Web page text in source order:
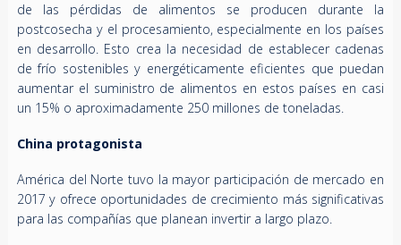
de las pérdidas de alimentos se producen durante la
postcosecha y el procesamiento, especialmente en los países
en desarrollo. Esto crea la necesidad de establecer cadenas
de frío sostenibles y energéticamente eficientes que puedan
aumentar el suministro de alimentos en estos países en casi
un 15% o aproximadamente 250 millones de toneladas.
China protagonista
América del Norte tuvo la mayor participación de mercado en
2017 y ofrece oportunidades de crecimiento más significativas
para las compañías que planean invertir a largo plazo.